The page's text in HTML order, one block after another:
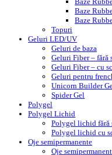
Baze
Baze
Topuri
Geluri LED/UV
Geluri de baza
Geluri Fiber – fără
Geluri Fiber – cu
Geluri pentru
Unicorn Builder
Spider Gel
Polygel
Polygel Lichid
Polygel lichid fără
Polygel lichid cu
Oje semipermanente
Oje